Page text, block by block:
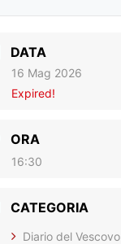
DATA
16 Mag 2026
Expired!
ORA
16:30
CATEGORIA
Diario del Vescovo